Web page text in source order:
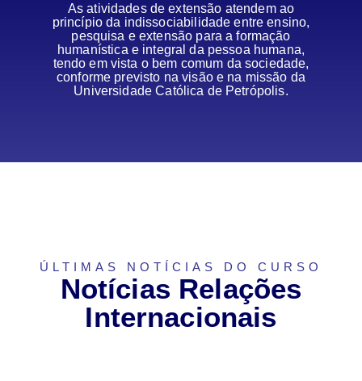
As atividades de extensão atendem ao
princípio da indissociabilidade entre ensino,
pesquisa e extensão para a formação
humanística e integral da pessoa humana,
tendo em vista o bem comum da sociedade,
conforme previsto na visão e na missão da
Universidade Católica de Petrópolis.
ÚLTIMAS NOTÍCIAS DO CURSO
Notícias Relações
Internacionais